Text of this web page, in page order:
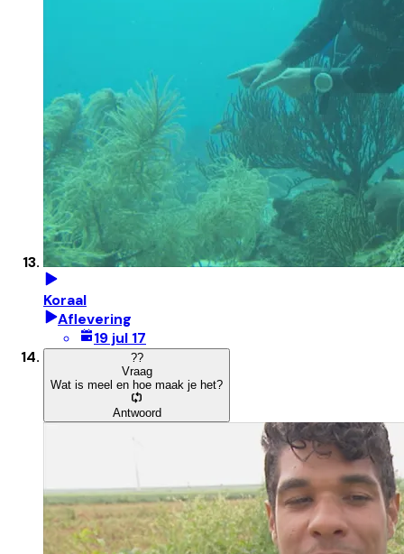
Koraal
Aflevering
19 jul 17
??
Vraag
Wat is meel en hoe maak je het?
Antwoord